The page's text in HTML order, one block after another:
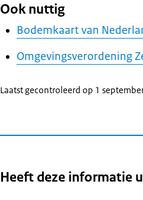
Ook nuttig
Bodemkaart van
Omgevingsverordening
Laatst gecontroleerd op 1
Heeft deze informatie